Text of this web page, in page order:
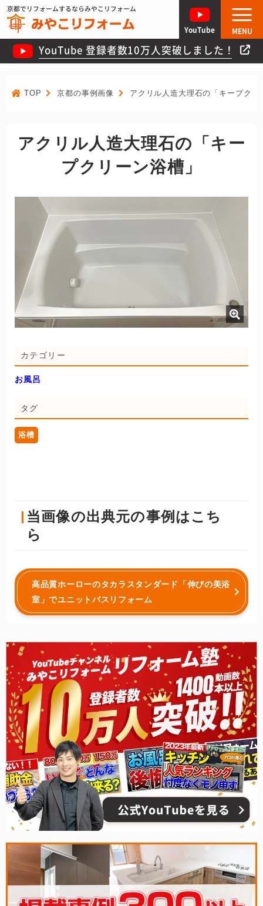
京都でリフォームするならみやこリフォーム
YouTube 登録者数10万人突破しました！
YouTube MENU
TOP 京都の事例画像 アクリル人造大理石の「キープクリ
アクリル人造大理石の「キー
プクリーン浴槽」
カテゴリー
お風呂
タグ
浴槽
当画像の出典元の事例はこち
ら
高品質ホーローのタカラスタンダード「伸びの美浴
室」でユニットバスリフォーム